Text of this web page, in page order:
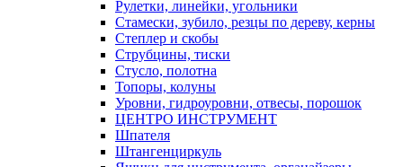
Рулетки, линейки, угольники
Стамески, зубило, резцы по дереву, керны
Степлер и скобы
Струбцины, тиски
Стусло, полотна
Топоры, колуны
Уровни, гидроуровни, отвесы, порошок
ЦЕНТРО ИНСТРУМЕНТ
Шпателя
Штангенциркуль